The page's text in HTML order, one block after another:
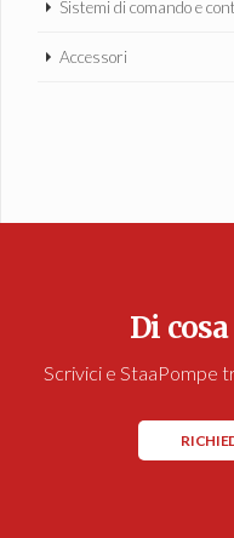
Sistemi di comando e
Accessori
Di
Scrivici e StaaPompe